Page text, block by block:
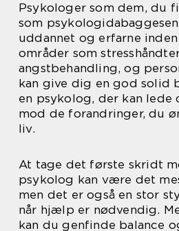
Psykologer som dem, du
som
uddannet og erfarne
områder som
angstbehandling, og
kan give dig en god solid
en psykolog, der kan
mod de forandringer, du
liv.
At tage det første skridt
psykolog kan være det
men det er også en stor
når hjælp er nødvendig.
kan du genfinde balance